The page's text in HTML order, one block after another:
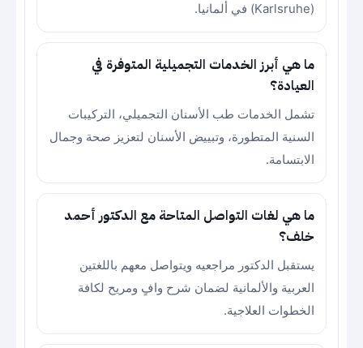
(Karlsruhe) في ألمانيا.
ما هي أبرز الخدمات التجميلية المتوفرة في
العيادة؟
تشمل الخدمات طب الأسنان التجميلي، التركيبات
السنية المتطورة، وتبييض الأسنان لتعزيز صحة وجمال
الابتسامة.
ما هي لغات التواصل المتاحة مع الدكتور أحمد
خلف؟
يستقبل الدكتور مراجعيه ويتواصل معهم باللغتين
العربية والألمانية لضمان شرح وافٍ ومريح لكافة
الخطوات العلاجية.